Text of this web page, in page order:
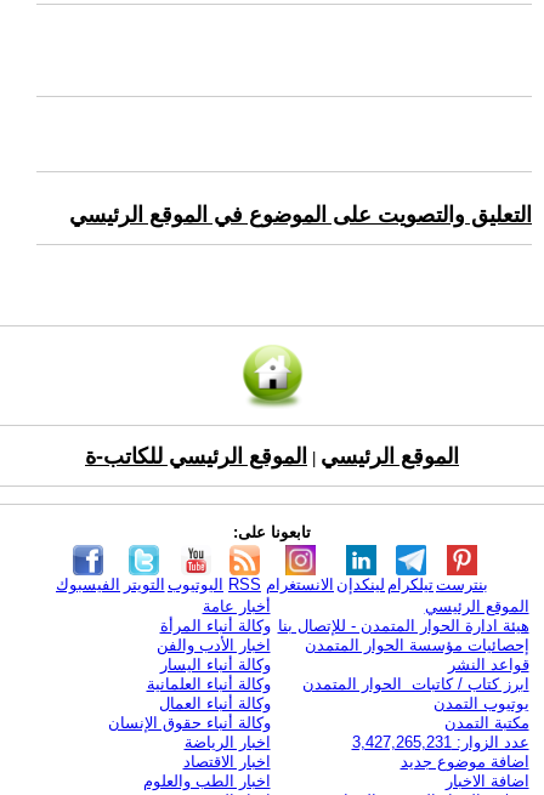
التعليق والتصويت على الموضوع في الموقع الرئيسي
الموقع الرئيسي الموقع الرئيسي للكاتب-ة
تابعونا على:
الفيسبوك التويتر اليوتيوب RSS الانستغرام لينكدإن تيلكرامبنترست
الموقع الرئيسي
هيئة ادارة الحوار المتمدن - للإتصال بنا
إحصائيات مؤسسة الحوار المتمدن
قواعد النشر
ابرز كتاب / كاتبات الحوار المتمدن
يوتيوب التمدن
مكتبة التمدن
عدد الزوار: 3,427,265,231
اضافة موضوع جديد
اضافة الاخبار
أخبار عامة
وكالة أنباء المرأة
اخبار الأدب والفن
وكالة أنباء اليسار
وكالة أنباء العلمانية
وكالة أنباء العمال
وكالة أنباء حقوق الإنسان
اخبار الرياضة
اخبار الاقتصاد
اخبار الطب والعلوم